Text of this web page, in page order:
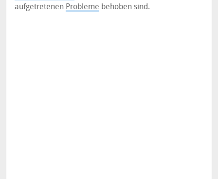
aufgetretenen Probleme behoben sind.